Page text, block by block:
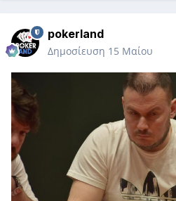
pokerland
Δημοσίευση 15 Μαίου